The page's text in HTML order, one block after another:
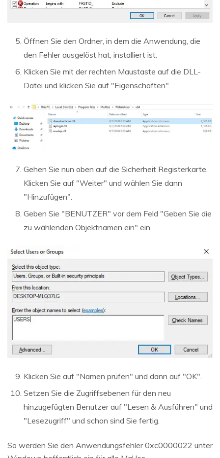
Öffnen Sie den Ordner, in dem die Anwendung, die
den Fehler ausgelöst hat, installiert ist.
Klicken Sie mit der rechten Maustaste auf die DLL-
Datei und klicken Sie auf "Eigenschaften".
Gehen Sie nun oben auf die Sicherheit Registerkarte.
Klicken Sie auf "Weiter" und wählen Sie dann
"Hinzufügen".
Geben Sie "BENUTZER" vor dem Feld "Geben Sie die
zu wählenden Objektnamen ein" ein.
Klicken Sie auf "Namen prüfen" und dann auf "OK".
Setzen Sie die Zugriffsebenen für den neu
hinzugefügten Benutzer auf "Lesen & Ausführen" und
"Lesezugriff" und schon sind Sie fertig.
So werden Sie den Anwendungsfehler 0xc0000022 unter